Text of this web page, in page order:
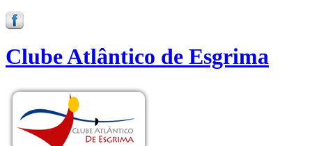
Clube Atlântico de Esgrima